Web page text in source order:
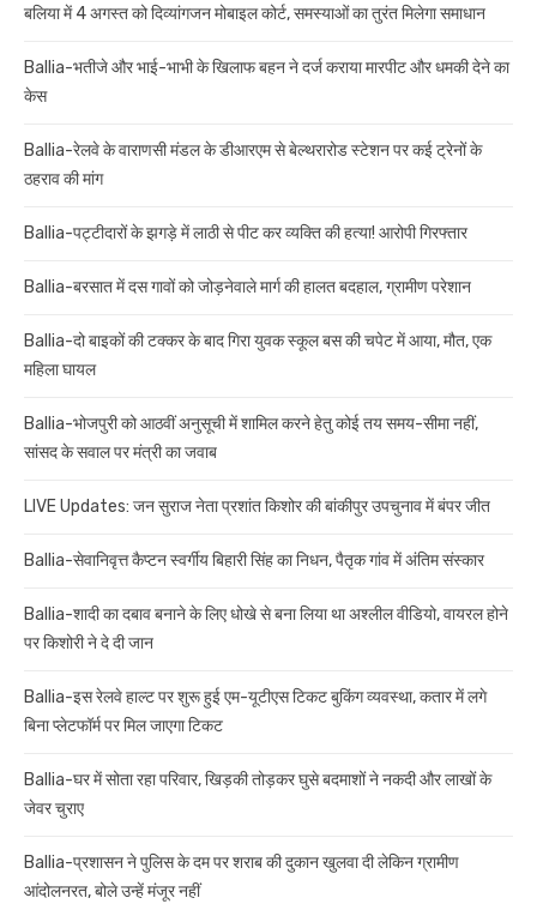
बलिया में 4 अगस्त को दिव्यांगजन मोबाइल कोर्ट, समस्याओं का तुरंत मिलेगा समाधान
Ballia-भतीजे और भाई-भाभी के खिलाफ बहन ने दर्ज कराया मारपीट और धमकी देने का
केस
Ballia-रेलवे के वाराणसी मंडल के डीआरएम से बेल्थरारोड स्टेशन पर कई ट्रेनों के
ठहराव की मांग
Ballia-पट्टीदारों के झगड़े में लाठी से पीट कर व्यक्ति की हत्या! आरोपी गिरफ्तार
Ballia-बरसात में दस गावों को जोड़नेवाले मार्ग की हालत बदहाल, ग्रामीण परेशान
Ballia-दो बाइकों की टक्कर के बाद गिरा युवक स्कूल बस की चपेट में आया, मौत, एक
महिला घायल
Ballia-भोजपुरी को आठवीं अनुसूची में शामिल करने हेतु कोई तय समय-सीमा नहीं,
सांसद के सवाल पर मंत्री का जवाब
LIVE Updates: जन सुराज नेता प्रशांत किशोर की बांकीपुर उपचुनाव में बंपर जीत
Ballia-सेवानिवृत्त कैप्टन स्वर्गीय बिहारी सिंह का निधन, पैतृक गांव में अंतिम संस्कार
Ballia-शादी का दबाव बनाने के लिए धोखे से बना लिया था अश्लील वीडियो, वायरल होने
पर किशोरी ने दे दी जान
Ballia-इस रेलवे हाल्ट पर शुरू हुई एम-यूटीएस टिकट बुकिंग व्यवस्था, कतार में लगे
बिना प्लेटफॉर्म पर मिल जाएगा टिकट
Ballia-घर में सोता रहा परिवार, खिड़की तोड़कर घुसे बदमाशों ने नकदी और लाखों के
जेवर चुराए
Ballia-प्रशासन ने पुलिस के दम पर शराब की दुकान खुलवा दी लेकिन ग्रामीण
आंदोलनरत, बोले उन्हें मंजूर नहीं